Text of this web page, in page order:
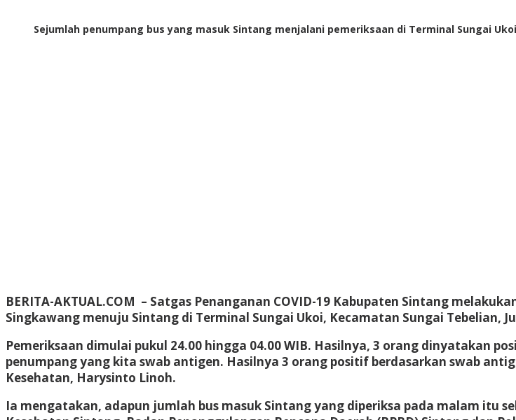
Sejumlah penumpang bus yang masuk Sintang menjalani pemeriksaan di Terminal Sungai
BERITA-AKTUAL.COM – Satgas Penanganan COVID-19 Kabupaten Sintang
Singkawang menuju Sintang di Terminal Sungai Ukoi, Kecamatan Sungai Tebelian,
Pemeriksaan dimulai pukul 24.00 hingga 04.00 WIB. Hasilnya, 3 orang dinyatakan
penumpang yang kita swab antigen. Hasilnya 3 orang positif berdasarkan swab
Kesehatan, Harysinto Linoh.
Ia mengatakan, adapun jumlah bus masuk Sintang yang diperiksa pada malam itu